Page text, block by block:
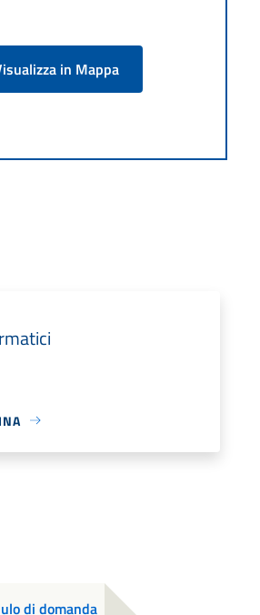
in Mappa
di domanda